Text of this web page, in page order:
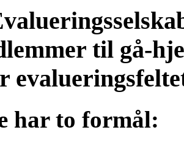
til gå-
har to formål: